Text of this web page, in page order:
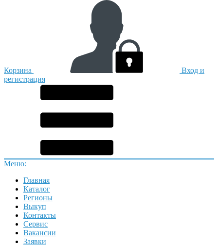
Корзина
Вход и
регистрация
Меню:
Главная
Каталог
Регионы
Выкуп
Контакты
Сервис
Вакансии
Заявки